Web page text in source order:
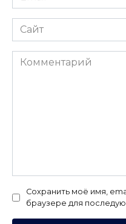
*
Сайт
Комментарий
Сохранить моё имя,
браузере для